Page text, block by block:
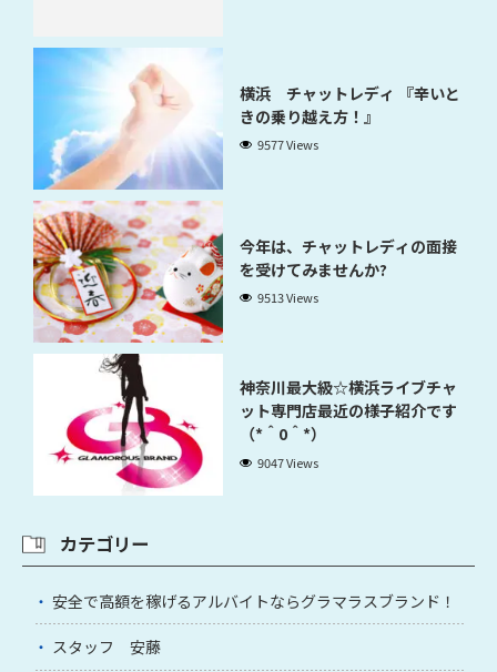
横浜 チャットレディ 『辛いと
きの乗り越え方！』
9577 Views
今年は、チャットレディの面接
を受けてみませんか?
9513 Views
神奈川最大級☆横浜ライブチャ
ット専門店最近の様子紹介です
（*＾0＾*）
9047 Views
カテゴリー
安全で高額を稼げるアルバイトならグラマラスブランド！
スタッフ 安藤